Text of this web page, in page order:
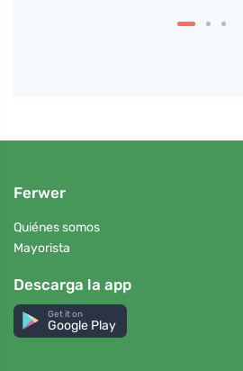
Ferwer
Quiénes somos
Mayorista
Descarga la app
Get it on
Google Play